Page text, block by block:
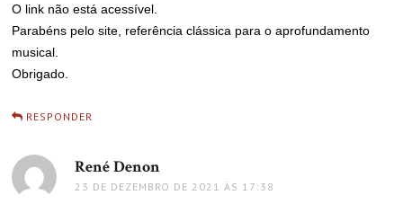
O link não está acessível.
Parabéns pelo site, referência clássica para o aprofundamento
musical.
Obrigado.
RESPONDER
René Denon
23 DE DEZEMBRO DE 2021 ÀS 17:38